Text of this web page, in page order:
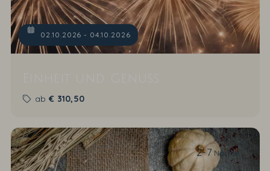
02.10.2026 - 04.10.2026
ab€ 310,50
2-7 Nächte